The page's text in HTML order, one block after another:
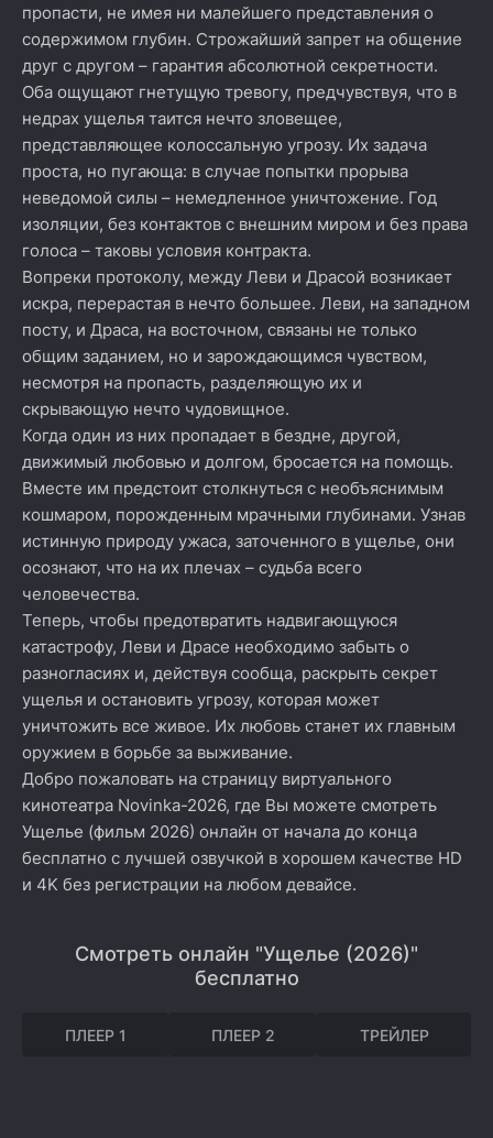
пропасти, не имея ни малейшего представления о
содержимом глубин. Строжайший запрет на общение
друг с другом – гарантия абсолютной секретности.
Оба ощущают гнетущую тревогу, предчувствуя, что в
недрах ущелья таится нечто зловещее,
представляющее колоссальную угрозу. Их задача
проста, но пугающа: в случае попытки прорыва
неведомой силы – немедленное уничтожение. Год
изоляции, без контактов с внешним миром и без права
голоса – таковы условия контракта.
Вопреки протоколу, между Леви и Драсой возникает
искра, перерастая в нечто большее. Леви, на западном
посту, и Драса, на восточном, связаны не только
общим заданием, но и зарождающимся чувством,
несмотря на пропасть, разделяющую их и
скрывающую нечто чудовищное.
Когда один из них пропадает в бездне, другой,
движимый любовью и долгом, бросается на помощь.
Вместе им предстоит столкнуться с необъяснимым
кошмаром, порожденным мрачными глубинами. Узнав
истинную природу ужаса, заточенного в ущелье, они
осознают, что на их плечах – судьба всего
человечества.
Теперь, чтобы предотвратить надвигающуюся
катастрофу, Леви и Драсе необходимо забыть о
разногласиях и, действуя сообща, раскрыть секрет
ущелья и остановить угрозу, которая может
уничтожить все живое. Их любовь станет их главным
оружием в борьбе за выживание.
Добро пожаловать на страницу виртуального
кинотеатра Novinka-2026, где Вы можете смотреть
Ущелье (фильм 2026) онлайн от начала до конца
бесплатно с лучшей озвучкой в хорошем качестве HD
и 4K без регистрации на любом девайсе.
Смотреть онлайн "Ущелье (2026)"
бесплатно
ПЛЕЕР 1 ПЛЕЕР 2 ТРЕЙЛЕР